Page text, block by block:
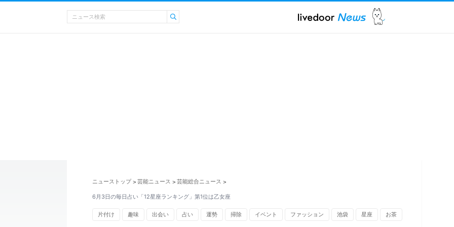
ニューストップ > 芸能ニュース > 芸能総合ニュース >
6月3日の毎日占い「12星座ランキング」第1位は乙女座
片付け 趣味 出会い 占い 運勢 掃除 イベント ファッション 池袋 星座 お茶